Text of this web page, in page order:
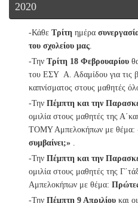
2020
-Κάθε Τρίτη ημέρα
του σχολείου μας.
-Την Τρίτη 18 Φεβρουαρίου
του ΕΣΥ Α. Αδαμίδου για τις
καπνίσματος στους μαθητές
-Την Πέμπτη και την
ομιλία στους μαθητές της
ΤΟΜΥ Αμπελοκήπων με θέμα:
συμβαίνει;» .
-Την Πέμπτη και την
ομιλία στους μαθητές της
Αμπελοκήπων με θέμα:
-Την Πέμπτη 9 Απριλίου και